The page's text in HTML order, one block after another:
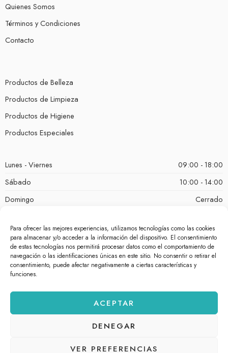
Para ofrecer las mejores experiencias, utilizamos tecnologías como las cookies
para almacenar y/o acceder a la información del dispositivo. El consentimiento
de estas tecnologías nos permitirá procesar datos como el comportamiento de
navegación o las identificaciones únicas en este sitio. No consentir o retirar el
consentimiento, puede afectar negativamente a ciertas características y
funciones.
ACEPTAR
DENEGAR
VER PREFERENCIAS
Quienes Somos
Términos y Condiciones
Contacto
Productos de Belleza
Productos de Limpieza
Productos de Higiene
Productos Especiales
Lunes - Viernes
09:00 - 18:00
Sábado
10:00 - 14:00
Domingo
Cerrado